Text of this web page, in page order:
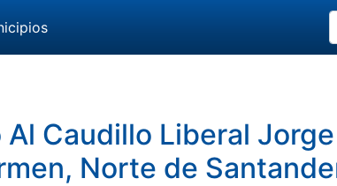
Caudillo Liberal
Norte de